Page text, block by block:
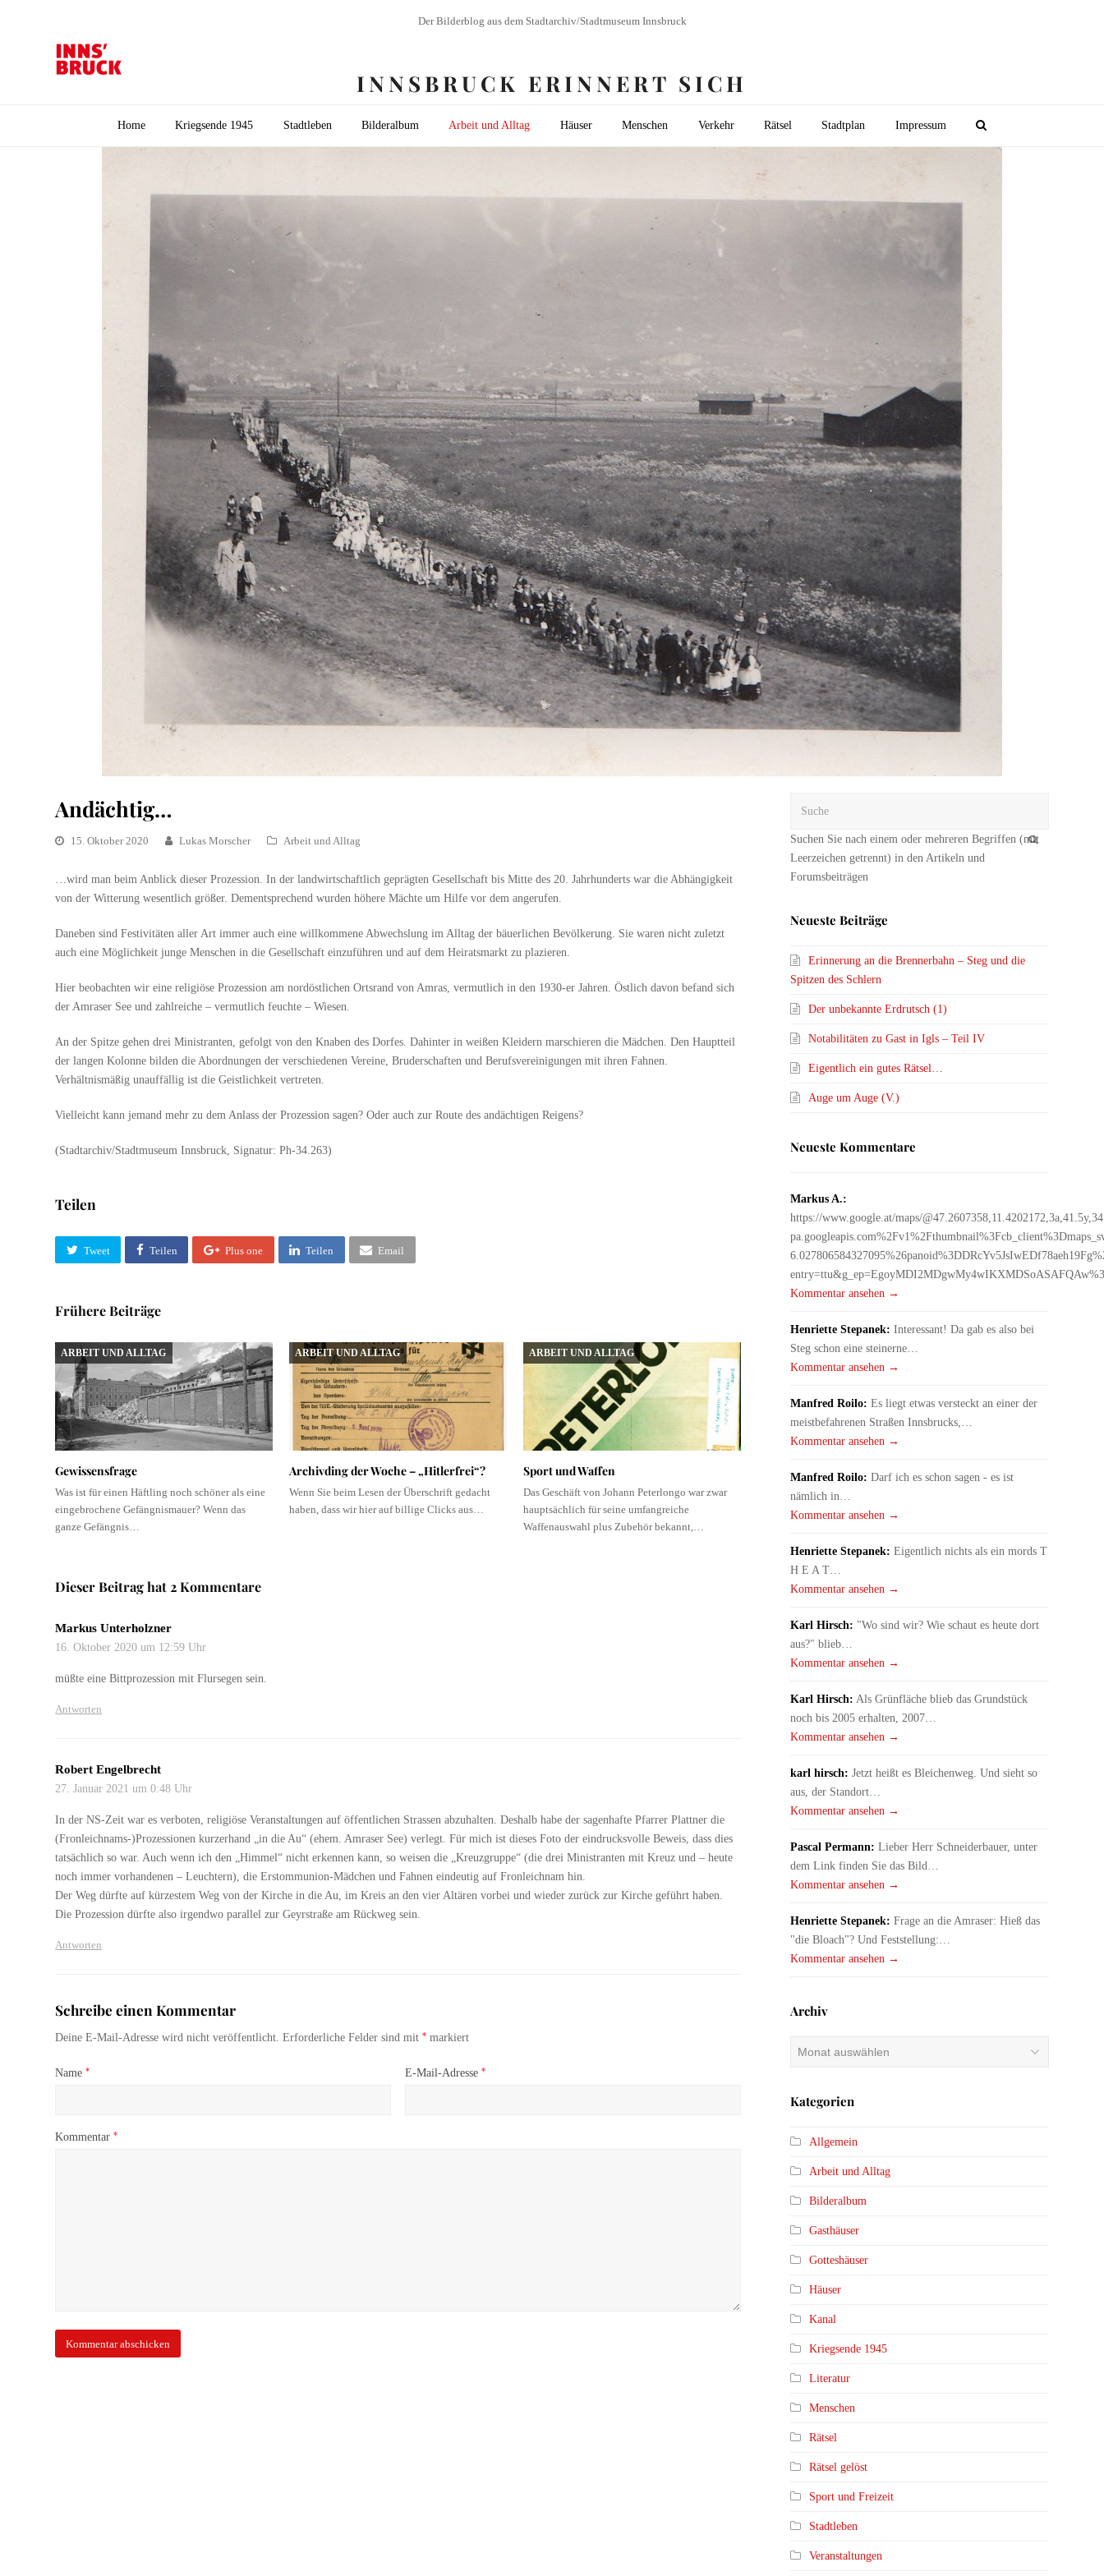
Der Bilderblog aus dem Stadtarchiv/Stadtmuseum Innsbruck
INNSBRUCK ERINNERT SICH
Home Kriegsende 1945 Stadtleben Bilderalbum Arbeit und Alltag Häuser Menschen Verkehr Rätsel Stadtplan Impressum
Andächtig…
15. Oktober 2020 Lukas Morscher Arbeit und Alltag
…wird man beim Anblick dieser Prozession. In der landwirtschaftlich geprägten Gesellschaft bis Mitte des 20. Jahrhunderts war die Abhängigkeit
von der Witterung wesentlich größer. Dementsprechend wurden höhere Mächte um Hilfe vor dem angerufen.
Daneben sind Festivitäten aller Art immer auch eine willkommene Abwechslung im Alltag der bäuerlichen Bevölkerung. Sie waren nicht zuletzt
auch eine Möglichkeit junge Menschen in die Gesellschaft einzuführen und auf dem Heiratsmarkt zu plazieren.
Hier beobachten wir eine religiöse Prozession am nordöstlichen Ortsrand von Amras, vermutlich in den 1930-er Jahren. Östlich davon befand sich
der Amraser See und zahlreiche – vermutlich feuchte – Wiesen.
An der Spitze gehen drei Ministranten, gefolgt von den Knaben des Dorfes. Dahinter in weißen Kleidern marschieren die Mädchen. Den Hauptteil
der langen Kolonne bilden die Abordnungen der verschiedenen Vereine, Bruderschaften und Berufsvereinigungen mit ihren Fahnen.
Verhältnismäßig unauffällig ist die Geistlichkeit vertreten.
Vielleicht kann jemand mehr zu dem Anlass der Prozession sagen? Oder auch zur Route des andächtigen Reigens?
(Stadtarchiv/Stadtmuseum Innsbruck, Signatur: Ph-34.263)
Teilen
Tweet Teilen Plus one Teilen Email
Frühere Beiträge
ARBEIT UND ALLTAG
Gewissensfrage
Was ist für einen Häftling noch schöner als eine
eingebrochene Gefängnismauer? Wenn das
ganze Gefängnis…
ARBEIT UND ALLTAG
Archivding der Woche – „Hitlerfrei“?
Wenn Sie beim Lesen der Überschrift gedacht
haben, dass wir hier auf billige Clicks aus…
ARBEIT UND ALLTAG
Sport und Waffen
Das Geschäft von Johann Peterlongo war zwar
hauptsächlich für seine umfangreiche
Waffenauswahl plus Zubehör bekannt,…
Dieser Beitrag hat 2 Kommentare
Markus Unterholzner
16. Oktober 2020 um 12:59 Uhr
müßte eine Bittprozession mit Flursegen sein.
Antworten
Robert Engelbrecht
27. Januar 2021 um 0:48 Uhr
In der NS-Zeit war es verboten, religiöse Veranstaltungen auf öffentlichen Strassen abzuhalten. Deshalb habe der sagenhafte Pfarrer Plattner die
(Fronleichnams-)Prozessionen kurzerhand „in die Au“ (ehem. Amraser See) verlegt. Für mich ist dieses Foto der eindrucksvolle Beweis, dass dies
tatsächlich so war. Auch wenn ich den „Himmel“ nicht erkennen kann, so weisen die „Kreuzgruppe“ (die drei Ministranten mit Kreuz und – heute
noch immer vorhandenen – Leuchtern), die Erstommunion-Mädchen und Fahnen eindeutig auf Fronleichnam hin.
Der Weg dürfte auf kürzestem Weg von der Kirche in die Au, im Kreis an den vier Altären vorbei und wieder zurück zur Kirche geführt haben.
Die Prozession dürfte also irgendwo parallel zur Geyrstraße am Rückweg sein.
Antworten
Schreibe einen Kommentar
Deine E-Mail-Adresse wird nicht veröffentlicht. Erforderliche Felder sind mit* markiert
Name* E-Mail-Adresse *
Kommentar*
OK
Neueste Beiträge
Erinnerung an die Brennerbahn – Steg und die
Spitzen des Schlern
Der unbekannte Erdrutsch (1)
Notabilitäten zu Gast in Igls – Teil IV
Eigentlich ein gutes Rätsel…
Auge um Auge (V.)
Neueste Kommentare
Markus A.:
https://www.google.at/maps/
Kommentar ansehen →
Henriette Stepanek: Interessant! Da gab es also bei
Steg schon eine steinerne…
Kommentar ansehen →
Manfred Roilo: Es liegt etwas versteckt an einer der
meistbefahrenen Straßen Innsbrucks,…
Kommentar ansehen →
Manfred Roilo: Darf ich es schon sagen - es ist
nämlich in…
Kommentar ansehen →
Henriette Stepanek: Eigentlich nichts als ein mords T
H E A T…
Kommentar ansehen →
Karl Hirsch: "Wo sind wir? Wie schaut es heute dort
aus?" blieb…
Kommentar ansehen →
Karl Hirsch: Als Grünfläche blieb das Grundstück
noch bis 2005 erhalten, 2007…
Kommentar ansehen →
karl hirsch: Jetzt heißt es Bleichenweg. Und sieht so
aus, der Standort…
Kommentar ansehen →
Pascal Permann: Lieber Herr Schneiderbauer, unter
dem Link finden Sie das Bild…
Kommentar ansehen →
Henriette Stepanek: Frage an die Amraser: Hieß das
"die Bloach"? Und Feststellung:…
Kommentar ansehen →
Archiv
Kategorien
Allgemein
Arbeit und Alltag
Bilderalbum
Gasthäuser
Gotteshäuser
Häuser
Kanal
Kriegsende 1945
Literatur
Menschen
Rätsel
Rätsel gelöst
Sport und Freizeit
Stadtleben
Veranstaltungen